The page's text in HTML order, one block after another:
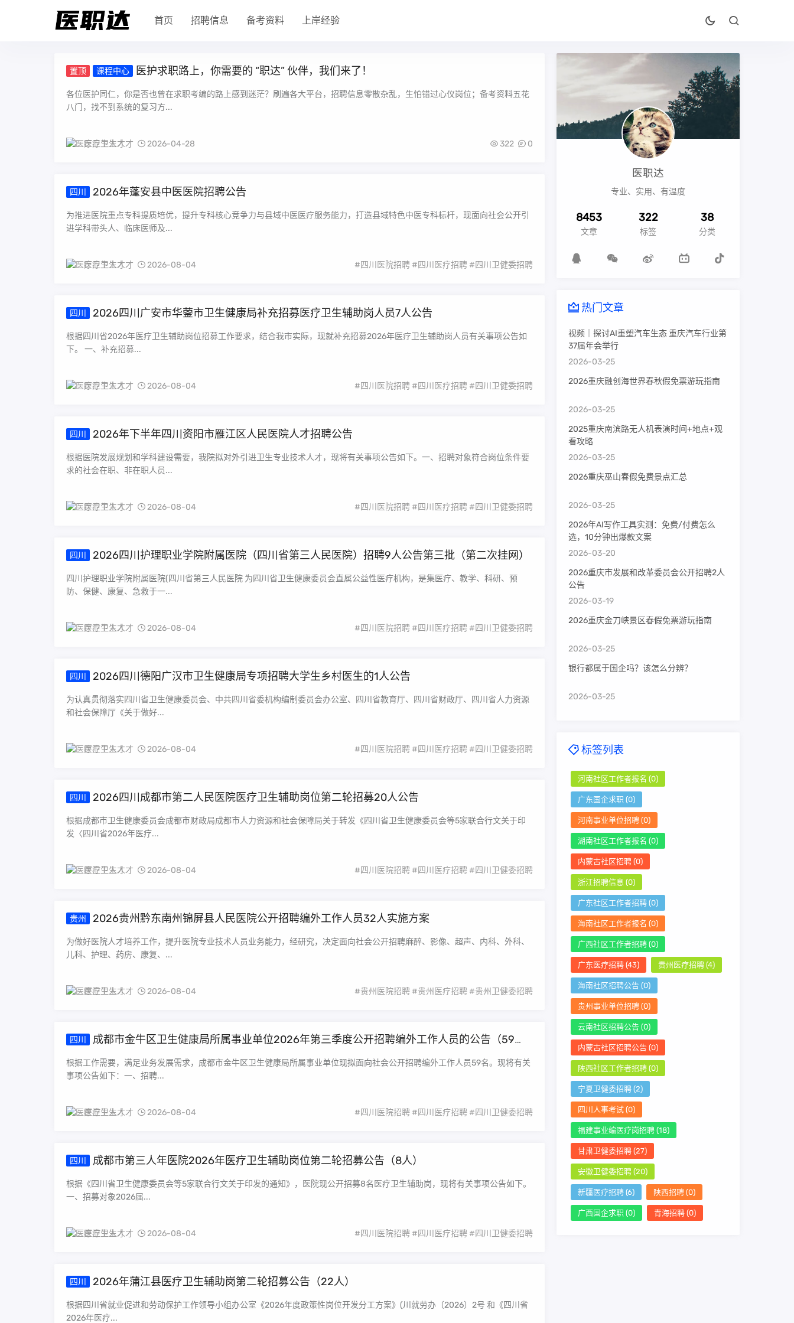
首页 招聘信息 备考资料 上岸经验
置顶 课程中心 医护求职路上，你需要的 “职达” 伙伴，我们来了！
各位医护同仁，你是否也曾在求职考编的路上感到迷茫？刷遍各大平台，招聘信息零散杂乱，生怕错过心仪岗位；备考资料五花
八门，找不到系统的复习方...
医疗卫生人才 2026-04-28 322 0
四川 2026年蓬安县中医医院招聘公告
为推进医院重点专科提质培优，提升专科核心竞争力与县域中医医疗服务能力，打造县域特色中医专科标杆，现面向社会公开引
进学科带头人、临床医师及...
医疗卫生人才 2026-08-04 #四川医院招聘 #四川医疗招聘 #四川卫健委招聘
四川 2026四川广安市华蓥市卫生健康局补充招募医疗卫生辅助岗人员7人公告
根据四川省2026年医疗卫生辅助岗位招募工作要求，结合我市实际，现就补充招募2026年医疗卫生辅助岗人员有关事项公告如
下。 一、补充招募...
医疗卫生人才 2026-08-04 #四川医院招聘 #四川医疗招聘 #四川卫健委招聘
四川 2026年下半年四川资阳市雁江区人民医院人才招聘公告
根据医院发展规划和学科建设需要，我院拟对外引进卫生专业技术人才，现将有关事项公告如下。一、招聘对象符合岗位条件要
求的社会在职、非在职人员...
医疗卫生人才 2026-08-04 #四川医院招聘 #四川医疗招聘 #四川卫健委招聘
四川 2026四川护理职业学院附属医院（四川省第三人民医院）招聘9人公告第三批（第二次挂网）
四川护理职业学院附属医院(四川省第三人民医院 为四川省卫生健康委员会直属公益性医疗机构，是集医疗、教学、科研、预
防、保健、康复、急救于一...
医疗卫生人才 2026-08-04 #四川医院招聘 #四川医疗招聘 #四川卫健委招聘
四川 2026四川德阳广汉市卫生健康局专项招聘大学生乡村医生的1人公告
为认真贯彻落实四川省卫生健康委员会、中共四川省委机构编制委员会办公室、四川省教育厅、四川省财政厅、四川省人力资源
和社会保障厅《关于做好...
医疗卫生人才 2026-08-04 #四川医院招聘 #四川医疗招聘 #四川卫健委招聘
四川 2026四川成都市第二人民医院医疗卫生辅助岗位第二轮招募20人公告
根据成都市卫生健康委员会成都市财政局成都市人力资源和社会保障局关于转发《四川省卫生健康委员会等5家联合行文关于印
发〈四川省2026年医疗...
医疗卫生人才 2026-08-04 #四川医院招聘 #四川医疗招聘 #四川卫健委招聘
贵州 2026贵州黔东南州锦屏县人民医院公开招聘编外工作人员32人实施方案
为做好医院人才培养工作，提升医院专业技术人员业务能力，经研究，决定面向社会公开招聘麻醉、影像、超声、内科、外科、
儿科、护理、药房、康复、...
医疗卫生人才 2026-08-04 #贵州医院招聘 #贵州医疗招聘 #贵州卫健委招聘
四川
成都市金牛区卫生健康局所属事业单位2026年第三季度公开招聘编外工作人员的公告（59
根据工作需要，满足业务发展需求，成都市金牛区卫生健康局所属事业单位现拟面向社会公开招聘编外工作人员59名。现将有关
事项公告如下：一、招聘...
医疗卫生人才 2026-08-04 #四川医院招聘 #四川医疗招聘 #四川卫健委招聘
四川 成都市第三人年医院2026年医疗卫生辅助岗位第二轮招募公告（8人）
根据《四川省卫生健康委员会等5家联合行文关于印发的通知》，医院现公开招募8名医疗卫生辅助岗，现将有关事项公告如下。
一、招募对象2026届...
医疗卫生人才 2026-08-04 #四川医院招聘 #四川医疗招聘 #四川卫健委招聘
四川 2026年蒲江县医疗卫生辅助岗第二轮招募公告（22人）
根据四川省就业促进和劳动保护工作领导小组办公室《2026年度政策性岗位开发分工方案》(川就劳办〔2026〕2号 和《四川省
2026年医疗...
医职达
专业、实用、有温度
8453
文章
322
标签
38
分类
热门文章
视频｜探讨AI重塑汽车生态 重庆汽车行业第
37届年会举行
2026-03-25
2026重庆融创海世界春秋假免票游玩指南
2026-03-25
2025重庆南滨路无人机表演时间+地点+观
看攻略
2026-03-25
2026重庆巫山春假免费景点汇总
2026-03-25
2026年AI写作工具实测：免费/付费怎么
选，10分钟出爆款文案
2026-03-20
2026重庆市发展和改革委员会公开招聘2人
公告
2026-03-19
2026重庆金刀峡景区春假免票游玩指南
2026-03-25
银行都属于国企吗？该怎么分辨？
2026-03-25
标签列表
河南社区工作者报名 (0)
广东国企求职 (0)
河南事业单位招聘 (0)
湖南社区工作者报名 (0)
内蒙古社区招聘 (0)
浙江招聘信息 (0)
广东社区工作者招聘 (0)
海南社区工作者报名 (0)
广西社区工作者招聘 (0)
广东医疗招聘 (43) 贵州医疗招聘 (4)
海南社区招聘公告 (0)
贵州事业单位招聘 (0)
云南社区招聘公告 (0)
内蒙古社区招聘公告 (0)
陕西社区工作者招聘 (0)
宁夏卫健委招聘 (2)
四川人事考试 (0)
福建事业编医疗岗招聘 (18)
甘肃卫健委招聘 (27)
安徽卫健委招聘 (20)
新疆医疗招聘 (6) 陕西招聘 (0)
广西国企求职 (0) 青海招聘 (0)